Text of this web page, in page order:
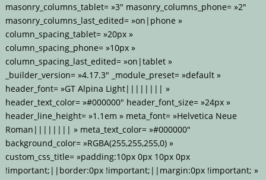
masonry_columns_tablet= »3″ masonry_columns_phone= »2″
masonry_columns_last_edited= »on|phone »
column_spacing_tablet= »20px »
column_spacing_phone= »10px »
column_spacing_last_edited= »on|tablet »
_builder_version= »4.17.3″ _module_preset= »default »
header_font= »GT Alpina Light|||||||| »
header_text_color= »#000000″ header_font_size= »24px »
header_line_height= »1.1em » meta_font= »Helvetica Neue
Roman|||||||| » meta_text_color= »#000000″
background_color= »RGBA(255,255,255,0) »
custom_css_title= »padding:10px 0px 10px 0px
!important;||border:0px !important;||margin:0px !important; »